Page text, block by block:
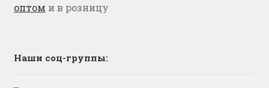
оптом и в розницу
Наши соц-группы: